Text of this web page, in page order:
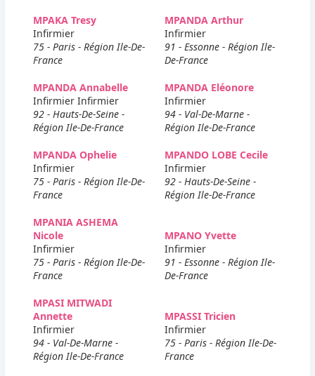
MPAKA Tresy
Infirmier
75 - Paris - Région Ile-De-
France
MPANDA Arthur
Infirmier
91 - Essonne - Région Ile-
De-France
MPANDA Annabelle
Infirmier Infirmier
92 - Hauts-De-Seine -
Région Ile-De-France
MPANDA Eléonore
Infirmier
94 - Val-De-Marne -
Région Ile-De-France
MPANDA Ophelie
Infirmier
75 - Paris - Région Ile-De-
France
MPANDO LOBE Cecile
Infirmier
92 - Hauts-De-Seine -
Région Ile-De-France
MPANIA ASHEMA
Nicole
Infirmier
75 - Paris - Région Ile-De-
France
MPANO Yvette
Infirmier
91 - Essonne - Région Ile-
De-France
MPASI MITWADI
Annette
Infirmier
94 - Val-De-Marne -
Région Ile-De-France
MPASSI Tricien
Infirmier
75 - Paris - Région Ile-De-
France